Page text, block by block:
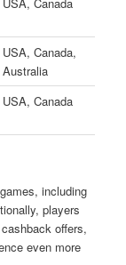
USA, Canada,
Australia
USA, Canada
including
players
offers,
even more